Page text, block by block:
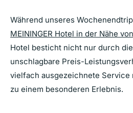
Während unseres
MEININGER Hotel in der Nähe
Hotel besticht nicht nur durch
unschlagbare Preis-
vielfach ausgezeichnete Service
zu einem besonderen Erlebnis.